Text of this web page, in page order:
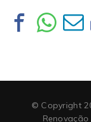
© Copyright